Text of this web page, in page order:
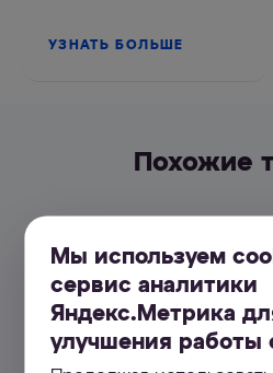
УЗНАТЬ БОЛЬШЕ
Похожие
Мы используем
сервис аналитики
Яндекс.Метрика
улучшения работы